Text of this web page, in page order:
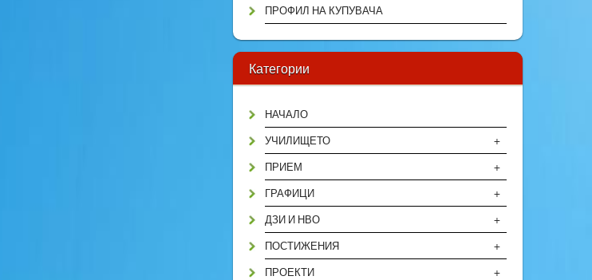
ПРОФИЛ НА КУПУВАЧА
Категории
НАЧАЛО
+
УЧИЛИЩЕТО
+
ПРИЕМ
+
ГРАФИЦИ
+
ДЗИ И НВО
+
ПОСТИЖЕНИЯ
+
ПРОЕКТИ